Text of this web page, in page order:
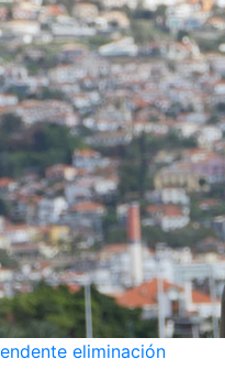
eliminación